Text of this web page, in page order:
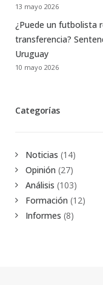
13 mayo 2026
¿Puede un futbolista
transferencia?
Uruguay
10 mayo 2026
Categorías
Noticias (14)
Opinión (27)
Análisis (103)
Formación (12)
Informes (8)